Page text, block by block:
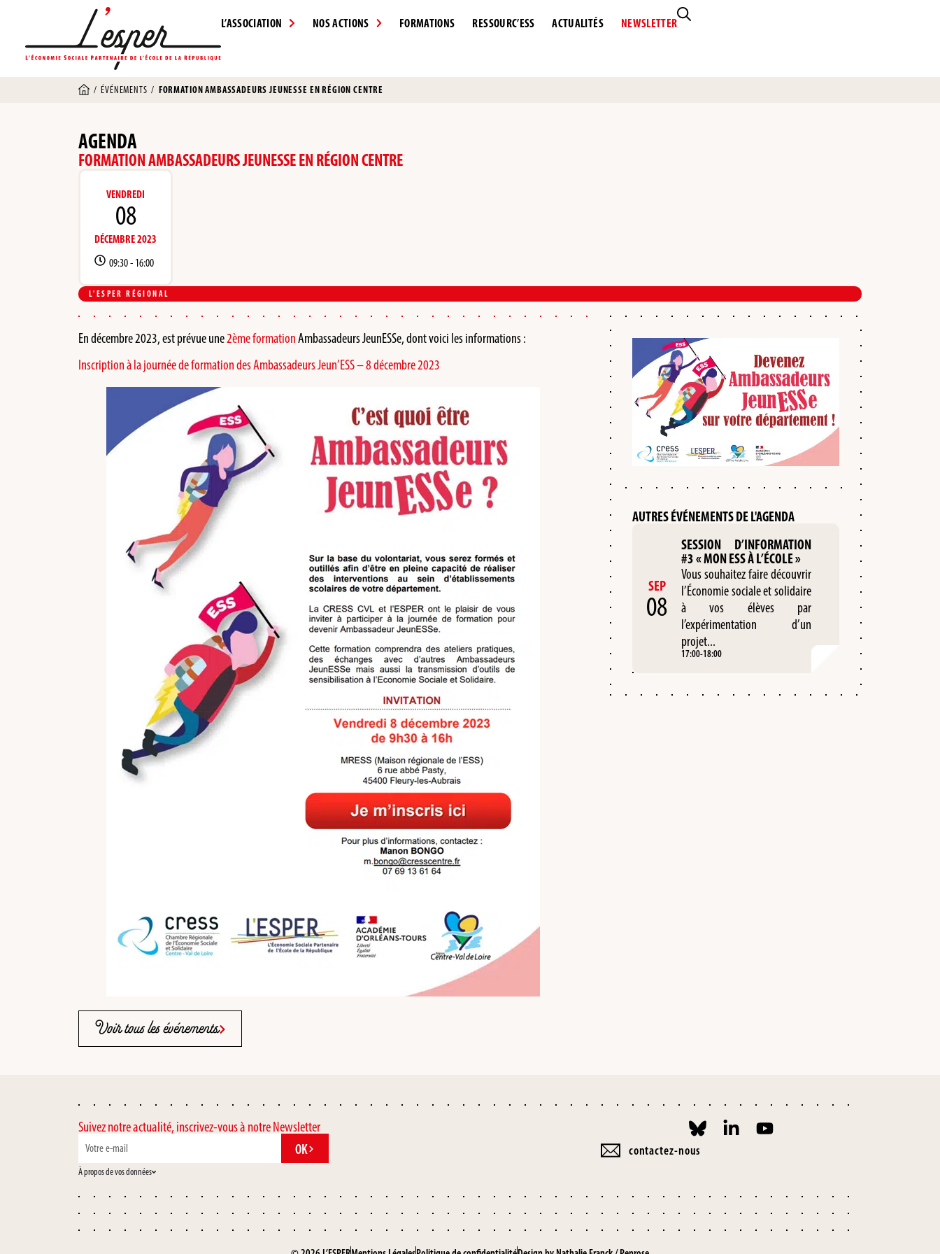
L’ASSOCIATION NOS ACTIONS FORMATIONS RESSOURC’ESS ACTUALITÉS NEWSLETTER
/ÉVÉNEMENTS / FORMATION AMBASSADEURS JEUNESSE EN RÉGION CENTRE
AGENDA
FORMATION AMBASSADEURS JEUNESSE EN RÉGION CENTRE
VENDREDI
08
DÉCEMBRE 2023
09:30 - 16:00
L'ESPER RÉGIONAL
En décembre 2023, est prévue une2ème formationAmbassadeurs JeunESSe, dont voici les informations :
Inscription à la journée de formation des Ambassadeurs Jeun’ESS – 8 décembre 2023
Voir tous les événements
AUTRES ÉVÉNEMENTS DE L'AGENDA
SEP
08
SESSION D’INFORMATION
#3 « MON ESS À L’ÉCOLE »
Vous souhaitez faire découvrir
l’Économie sociale et solidaire
à vos élèves par
l’expérimentation d’un
projet...
17:00-18:00
Suivez notre actualité, inscrivez-vous à notre Newsletter
OK
À propos de vos données
contactez-nous